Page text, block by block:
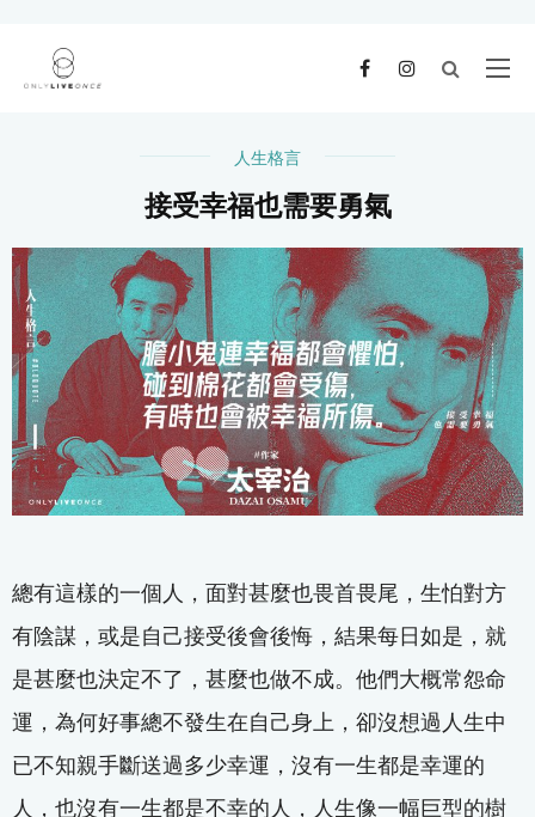
人生格言
接受幸福也需要勇氣
總有這樣的一個人，面對甚麼也畏首畏尾，生怕對方
有陰謀，或是自己接受後會後悔，結果每日如是，就
是甚麼也決定不了，甚麼也做不成。他們大概常怨命
運，為何好事總不發生在自己身上，卻沒想過人生中
已不知親手斷送過多少幸運，沒有一生都是幸運的
人，也沒有一生都是不幸的人，人生像一幅巨型的樹